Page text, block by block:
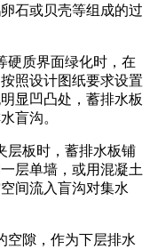
石或贝壳等组成的过
硬质界面绿化时，在
照设计图纸要求设置
显凹凸处，蓄排水板
盲沟。
层板时，蓄排水板铺
层单墙，或用混凝土
间流入盲沟对集水
空隙，作为下层排水